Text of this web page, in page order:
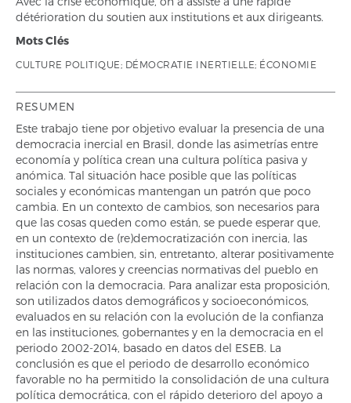
détérioration du soutien aux institutions et aux dirigeants.
Mots Clés
CULTURE POLITIQUE; DÉMOCRATIE INERTIELLE; ÉCONOMIE
RESUMEN
Este trabajo tiene por objetivo evaluar la presencia de una
democracia inercial en Brasil, donde las asimetrías entre
economía y política crean una cultura política pasiva y
anómica. Tal situación hace posible que las políticas
sociales y económicas mantengan un patrón que poco
cambia. En un contexto de cambios, son necesarios para
que las cosas queden como están, se puede esperar que,
en un contexto de (re)democratización con inercia, las
instituciones cambien, sin, entretanto, alterar positivamente
las normas, valores y creencias normativas del pueblo en
relación con la democracia. Para analizar esta proposición,
son utilizados datos demográficos y socioeconómicos,
evaluados en su relación con la evolución de la confianza
en las instituciones, gobernantes y en la democracia en el
periodo 2002-2014, basado en datos del ESEB. La
conclusión es que el periodo de desarrollo económico
favorable no ha permitido la consolidación de una cultura
política democrática, con el rápido deterioro del apoyo a